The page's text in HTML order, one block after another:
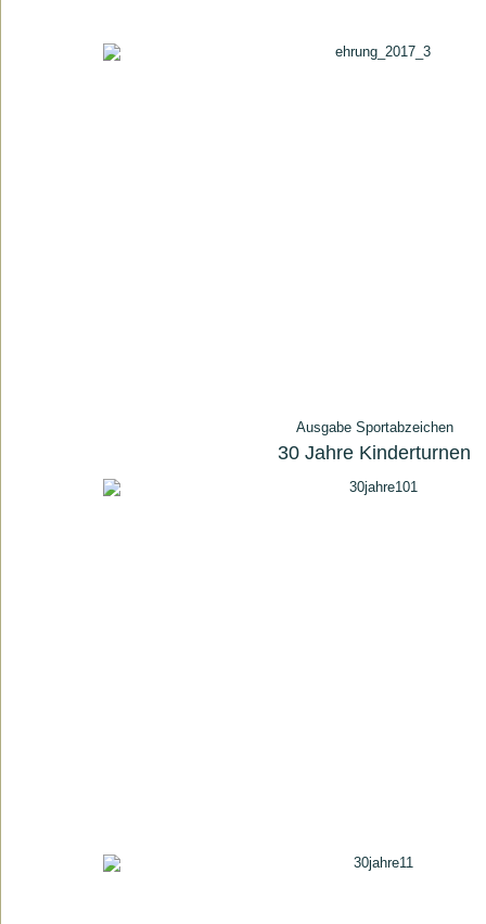
Ausgabe Sportabzeichen
30 Jahre Kinderturnen